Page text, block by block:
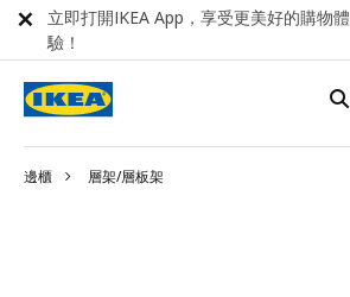
邊櫃 層架/層板架
立即打開IKEA App，享受更美好的購物體
驗！